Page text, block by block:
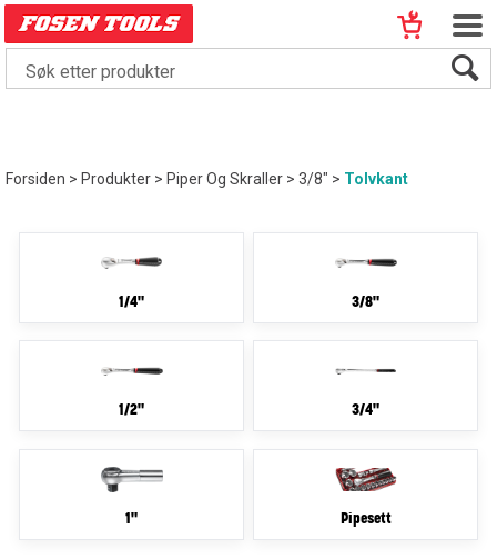
Forsiden>Produkter>Piper Og Skraller>3/8">Tolvkant
1/4" 3/8"
1/2" 3/4"
1" Pipesett